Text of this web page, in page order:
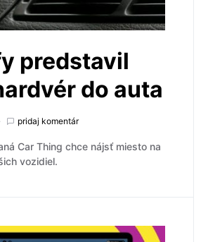
predstavil
do auta
pridaj komentár
Car Thing chce nájsť miesto na
vozidiel.